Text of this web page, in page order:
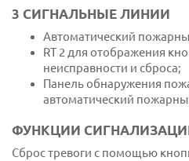
3 СИГНАЛЬНЫЕ ЛИНИИ
Автоматический
RT 2 для отображения
неисправности и сброса;
Панель обнаружения
автоматический
ФУНКЦИИ
Сброс тревоги с помощью